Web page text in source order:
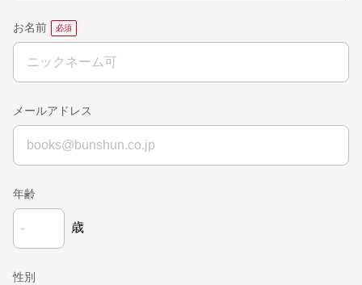
お名前
メールアドレス
年齢
歳
性別